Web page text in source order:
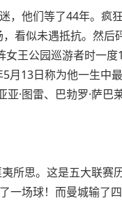
，他们等了44年。疯
，看似未遇抵抗。然
王公园巡游者时一
月13日称为他一生中
·图雷、巴勃罗·萨巴
思。这是五大联赛
场球！而曼城输了